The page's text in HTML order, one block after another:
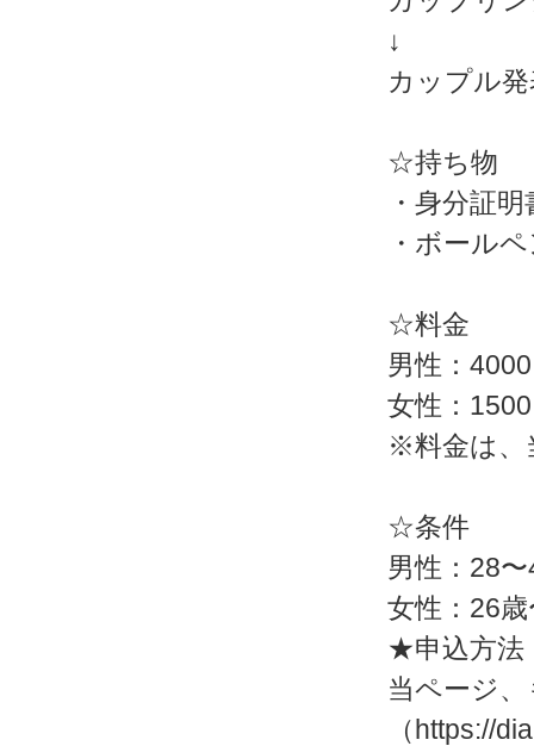
↓
カップル
☆持ち物
・身分証
・ボール
☆料金
男性：
女性：
※料金は、
☆条件
男性：28
女性：26
★申込方法
当ページ
（https://